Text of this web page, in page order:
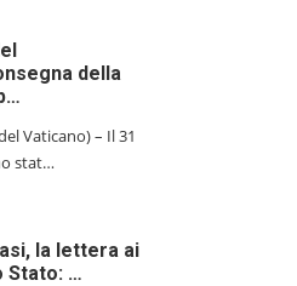
della
Vaticano) – Il 31
stat…
la lettera ai
Stato: …